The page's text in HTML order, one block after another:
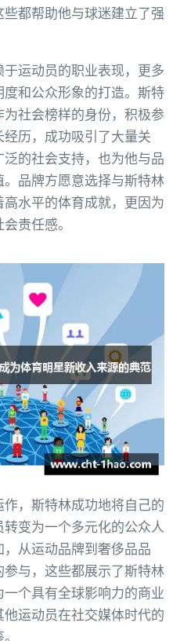
都帮助他与球迷建立了强
运动员的职业表现，更多
和公众形象的打造。斯特
社会榜样的身份，积极参
历，成功吸引了大量关
的社会支持，也为他与品
品牌方愿意选择与斯特林
水平的体育成就，更因为
责任感。
，斯特林成功地将自己的
变为一个多元化的公众人
从运动品牌到奢侈品品
与，这些都展示了斯特林
个具有全球影响力的商业
运动员在社交媒体时代的